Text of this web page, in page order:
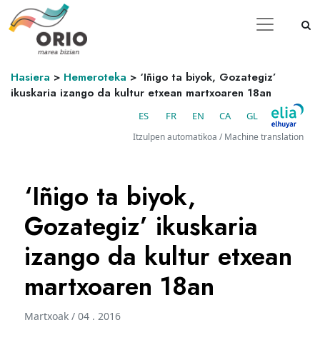
Hasiera > Hemeroteka > ‘Iñigo ta biyok, Gozategiz’
ikuskaria izango da kultur etxean martxoaren 18an
ES FR EN CA GL
Itzulpen automatikoa / Machine translation
‘Iñigo ta biyok,
Gozategiz’ ikuskaria
izango da kultur etxean
martxoaren 18an
Martxoak / 04 . 2016